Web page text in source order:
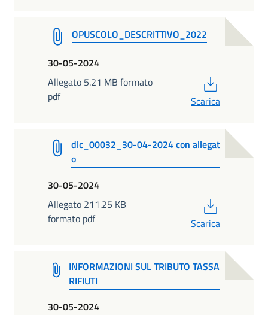
OPUSCOLO_DESCRITTIVO_2022
30-05-2024
Allegato 5.21 MB formato
pdf
Scarica
dlc_00032_30-04-2024 con allegat
o
30-05-2024
Allegato 211.25 KB
formato pdf
Scarica
INFORMAZIONI SUL TRIBUTO TASSA
RIFIUTI
30-05-2024